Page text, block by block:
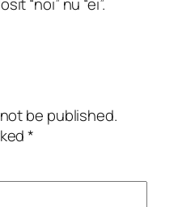
be published.
*